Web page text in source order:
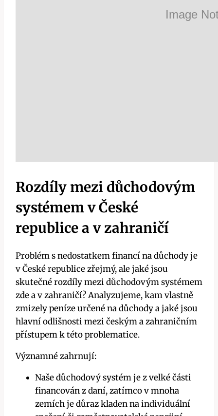
Rozdíly mezi důchodovým
systémem v České
republice a v zahraničí
Problém s nedostatkem financí na důchody je
v České republice zřejmý, ale jaké jsou
skutečné rozdíly mezi důchodovým systémem
zde a v zahraničí? Analyzujeme, kam vlastně
zmizely peníze určené na důchody a jaké jsou
hlavní odlišnosti mezi českým a zahraničním
přístupem k této problematice.
Významné zahrnují:
Naše důchodový systém je z velké části
financován z daní, zatímco v mnoha
zemích je důraz kladen na individuální